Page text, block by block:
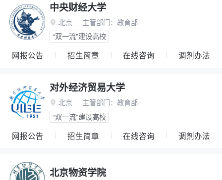
中央财经大学
 北京 主管部门： 教育部
“双一流”建设高校
网报公告 招生简章 在线咨询 调剂办法
对外经济贸易大学
 北京 主管部门： 教育部
“双一流”建设高校
网报公告 招生简章 在线咨询 调剂办法
北京物资学院